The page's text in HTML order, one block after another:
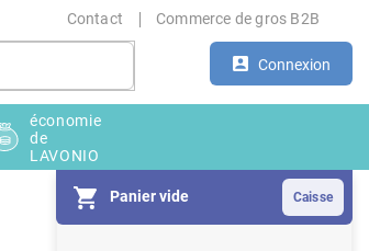
Contact Commerce de gros B2B
Connexion
Panier vide
économie
de
LAVONIO